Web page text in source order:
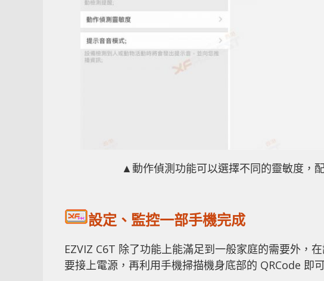
▲動作偵測功能可以選擇不同的靈敏度，
設定、監控一部手機完成
EZVIZ C6T 除了功能上能滿足到一般家庭的需要外，
要接上電源，再利用手機掃描機身底部的 QRCode 即